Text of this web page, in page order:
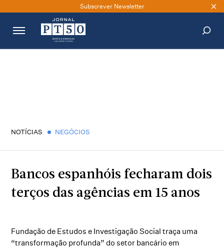
Subscrever Newsletter
NOTÍCIAS NEGÓCIOS
Bancos espanhóis fecharam dois
terços das agências em 15 anos
Fundação de Estudos e Investigação Social traça uma
“transformação profunda” do setor bancário em